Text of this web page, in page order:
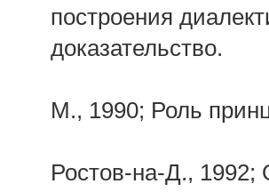
построения
доказательство.
М., 1990; Роль
Ростов-на-Д., 1992;